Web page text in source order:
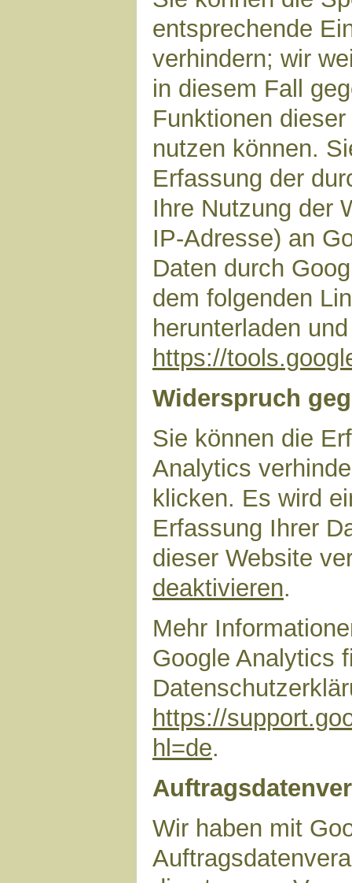
entsprechende
verhindern; wir
in diesem Fall
Funktionen
nutzen können.
Erfassung der
Ihre Nutzung der
IP-Adresse) an
Daten durch
dem folgenden
herunterladen
https://
Widerspruch
Sie können die
Analytics
klicken. Es wird
Erfassung Ihrer
dieser Website
deaktivieren.
Mehr
Google Analytics
https://
hl=de.
Wir haben mit